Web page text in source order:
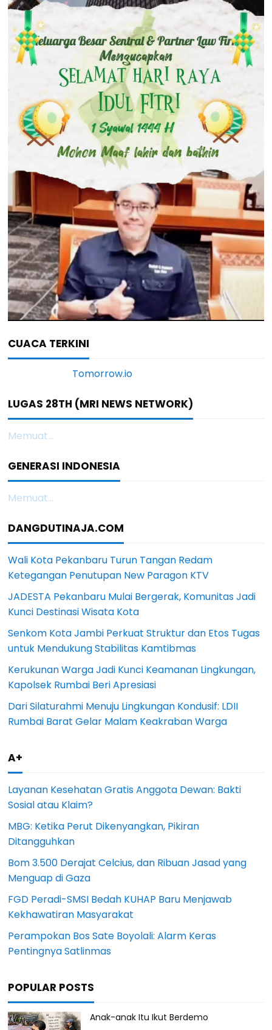
CUACA TERKINI
LUGAS 28TH (MRI NEWS NETWORK)
Memuat...
GENERASI INDONESIA
Memuat...
DANGDUTINAJA.COM
Wali Kota Pekanbaru Turun Tangan Redam
Ketegangan Penutupan New Paragon KTV
JADESTA Pekanbaru Mulai Bergerak, Komunitas Jadi
Kunci Destinasi Wisata Kota
Senkom Kota Jambi Perkuat Struktur dan Etos Tugas
untuk Mendukung Stabilitas Kamtibmas
Kerukunan Warga Jadi Kunci Keamanan Lingkungan,
Kapolsek Rumbai Beri Apresiasi
Dari Silaturahmi Menuju Lingkungan Kondusif: LDII
Rumbai Barat Gelar Malam Keakraban Warga
A+
Layanan Kesehatan Gratis Anggota Dewan: Bakti
Sosial atau Klaim?
MBG: Ketika Perut Dikenyangkan, Pikiran
Ditangguhkan
Bom 3.500 Derajat Celcius, dan Ribuan Jasad yang
Menguap di Gaza
FGD Peradi-SMSI Bedah KUHAP Baru Menjawab
Kekhawatiran Masyarakat
Perampokan Bos Sate Boyolali: Alarm Keras
Pentingnya Satlinmas
POPULAR POSTS
Anak-anak Itu Ikut Berdemo